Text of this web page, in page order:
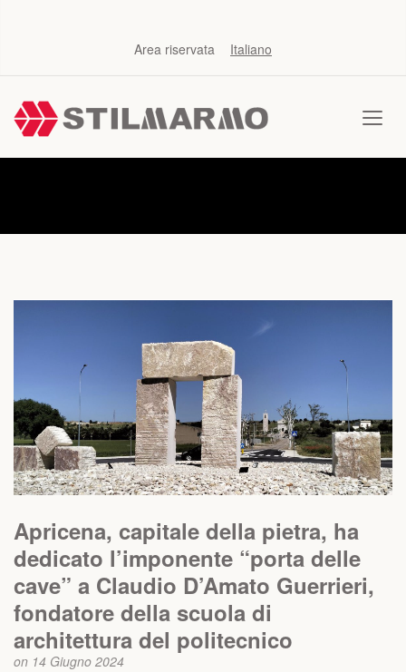
Area riservata Italiano
Apricena, capitale della pietra, ha
dedicato l’imponente “porta delle
cave” a Claudio D’Amato Guerrieri,
fondatore della scuola di
architettura del politecnico
on 14 Giugno 2024